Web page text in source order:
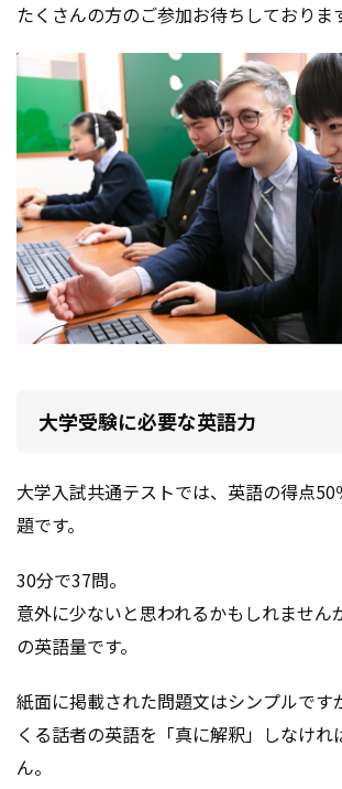
たくさんの方のご参加お待ちしており
大学受験に必要な英語力
大学入試共通テストでは、英語の得点
題です。
30分で37問。
意外に少ないと思われるかもしれません
の英語量です。
紙面に掲載された問題文はシンプルです
くる話者の英語を「真に解釈」しなけれ
ん。